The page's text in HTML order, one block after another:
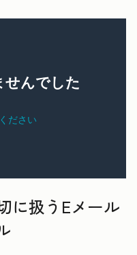
に扱うEメール